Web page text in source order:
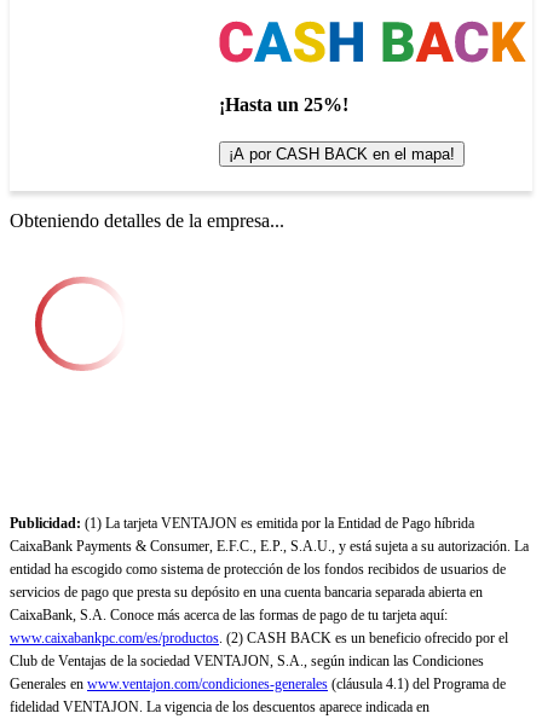
¡Hasta un 25%!
¡A por CASH BACK en el mapa!
Obteniendo detalles de la empresa...
Publicidad: (1) La tarjeta VENTAJON es emitida por la Entidad de Pago híbrida
CaixaBank Payments & Consumer, E.F.C., E.P., S.A.U., y está sujeta a su autorización. La
entidad ha escogido como sistema de protección de los fondos recibidos de usuarios de
servicios de pago que presta su depósito en una cuenta bancaria separada abierta en
CaixaBank, S.A. Conoce más acerca de las formas de pago de tu tarjeta aquí:
www.caixabankpc.com/es/productos. (2) CASH BACK es un beneficio ofrecido por el
Club de Ventajas de la sociedad VENTAJON, S.A., según indican las Condiciones
Generales en www.ventajon.com/condiciones-generales (cláusula 4.1) del Programa de
fidelidad VENTAJON. La vigencia de los descuentos aparece indicada en